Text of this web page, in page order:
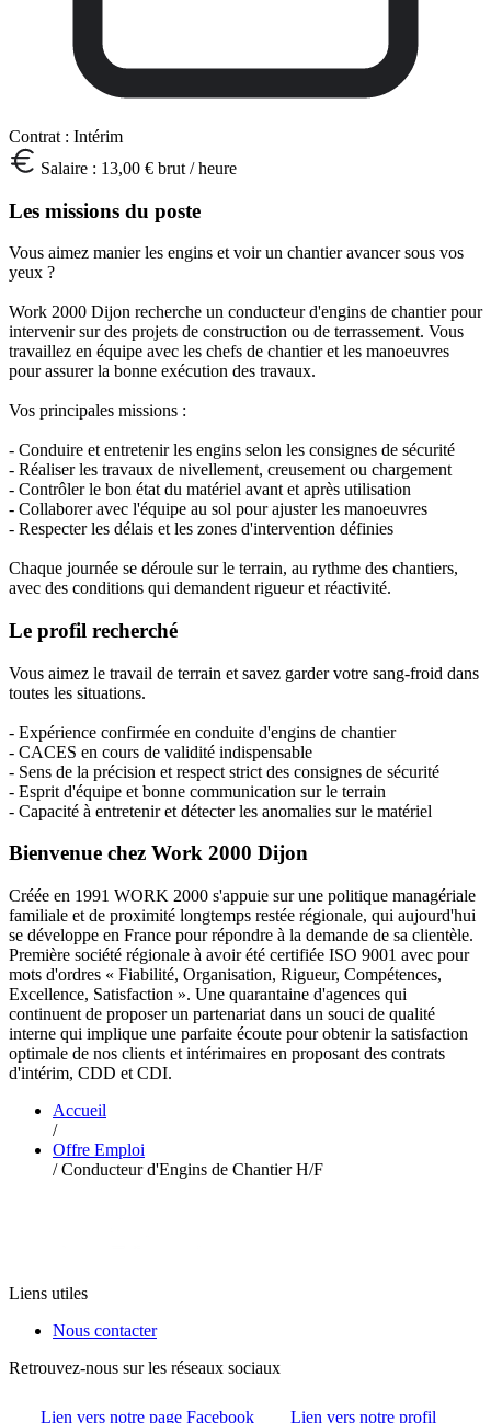
Contrat : Intérim
Salaire : 13,00 € brut / heure
Les missions du poste
Vous aimez manier les engins et voir un chantier avancer sous vos
yeux ?
Work 2000 Dijon recherche un conducteur d'engins de chantier pour
intervenir sur des projets de construction ou de terrassement. Vous
travaillez en équipe avec les chefs de chantier et les manoeuvres
pour assurer la bonne exécution des travaux.
Vos principales missions :
- Conduire et entretenir les engins selon les consignes de sécurité
- Réaliser les travaux de nivellement, creusement ou chargement
- Contrôler le bon état du matériel avant et après utilisation
- Collaborer avec l'équipe au sol pour ajuster les manoeuvres
- Respecter les délais et les zones d'intervention définies
Chaque journée se déroule sur le terrain, au rythme des chantiers,
avec des conditions qui demandent rigueur et réactivité.
Le profil recherché
Vous aimez le travail de terrain et savez garder votre sang-froid dans
toutes les situations.
- Expérience confirmée en conduite d'engins de chantier
- CACES en cours de validité indispensable
- Sens de la précision et respect strict des consignes de sécurité
- Esprit d'équipe et bonne communication sur le terrain
- Capacité à entretenir et détecter les anomalies sur le matériel
Bienvenue chez Work 2000 Dijon
Créée en 1991 WORK 2000 s'appuie sur une politique managériale
familiale et de proximité longtemps restée régionale, qui aujourd'hui
se développe en France pour répondre à la demande de sa clientèle.
Première société régionale à avoir été certifiée ISO 9001 avec pour
mots d'ordres « Fiabilité, Organisation, Rigueur, Compétences,
Excellence, Satisfaction ». Une quarantaine d'agences qui
continuent de proposer un partenariat dans un souci de qualité
interne qui implique une parfaite écoute pour obtenir la satisfaction
optimale de nos clients et intérimaires en proposant des contrats
d'intérim, CDD et CDI.
Accueil
/
Offre Emploi
/ Conducteur d'Engins de Chantier H/F
Liens utiles
Nous contacter
Retrouvez-nous sur les réseaux sociaux
Lien vers notre page Facebook Lien vers notre profil